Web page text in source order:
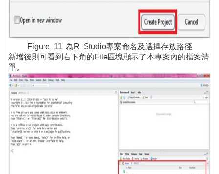
Figure 11 為R Studio專案命名及選擇存放路徑
新增後則可看到右下角的File區塊顯示了本專案內的檔案清
單。